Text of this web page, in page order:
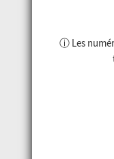
ⓘ Les